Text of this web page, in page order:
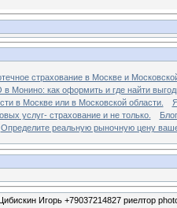
страхование в Москве и
Монино: как оформить и где найти
в Москве или в Московской области.
услуг- страхование и не только.
Блог
Определите реальную рыночную цену
Игорь +79037214827 риелтор